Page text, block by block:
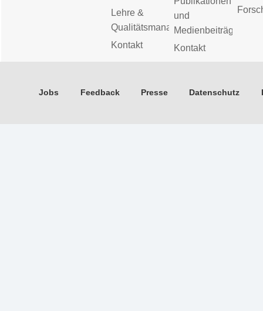
Lehre &
Qualitätsmanagement
Kontakt
und
Medienbeiträge
Kontakt
Jobs Feedback Presse Datenschutz